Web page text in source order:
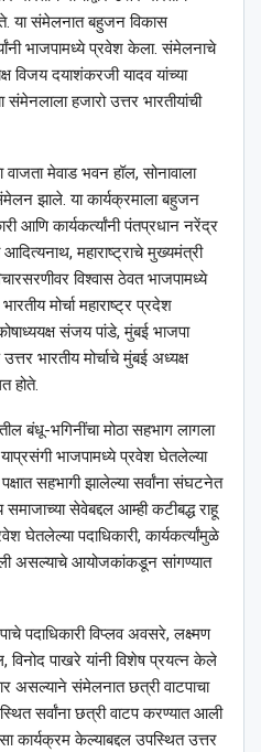
या संमेलनात बहुजन विकास
भाजपामध्ये प्रवेश केला. संमेलनाचे
विजय दयाशंकरजी यादव यांच्या
हजारो उत्तर भारतीयांची
वाजता मेवाड भवन हॉल, सोनावाला
झाले. या कार्यक्रमाला बहुजन
आणि कार्यकर्त्यांनी पंतप्रधान नरेंद्र
महाराष्ट्राचे मुख्यमंत्री
विश्‍वास ठेवत भाजपामध्ये
मोर्चा महाराष्ट्र प्रदेश
संजय पांडे, मुंबई भाजपा
भारतीय मोर्चाचे मुंबई अध्यक्ष
होते.
बंधू-भगिनींचा मोठा सहभाग लागला
याप्रसंगी भाजपामध्ये प्रवेश घेतलेल्या
सहभागी झालेल्या सर्वांना संघटनेत
सेवेबद्दल आम्ही कटीबद्ध राहू
घेतलेल्या पदाधिकारी, कार्यकर्त्यांमुळे
असल्याचे आयोजकांकडून सांगण्यात
पदाधिकारी विप्लव अवसरे, लक्ष्मण
विनोद पाखरे यांनी विशेष प्रयत्न केले
असल्याने संमेलनात छत्री वाटपाचा
सर्वांना छत्री वाटप करण्यात आली
कार्यक्रम केल्याबद्दल उपस्थित उत्तर